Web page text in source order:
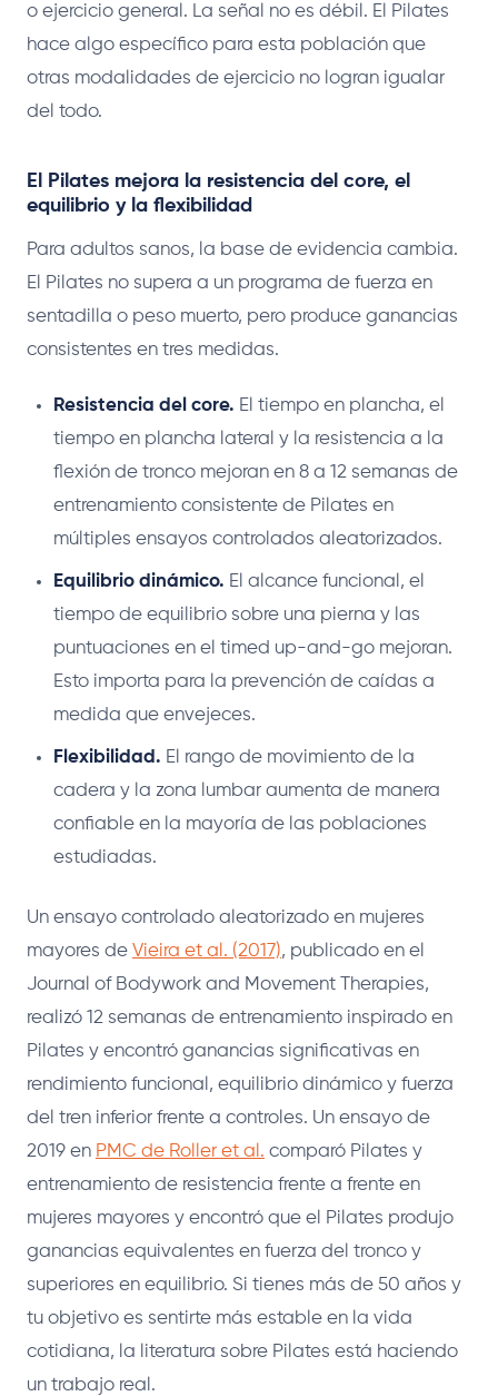
o ejercicio general. La señal no es débil. El Pilates
hace algo específico para esta población que
otras modalidades de ejercicio no logran igualar
del todo.
El Pilates mejora la resistencia del core, el
equilibrio y la flexibilidad
Para adultos sanos, la base de evidencia cambia.
El Pilates no supera a un programa de fuerza en
sentadilla o peso muerto, pero produce ganancias
consistentes en tres medidas.
Resistencia del core. El tiempo en plancha, el
tiempo en plancha lateral y la resistencia a la
flexión de tronco mejoran en 8 a 12 semanas de
entrenamiento consistente de Pilates en
múltiples ensayos controlados aleatorizados.
Equilibrio dinámico. El alcance funcional, el
tiempo de equilibrio sobre una pierna y las
puntuaciones en el timed up-and-go mejoran.
Esto importa para la prevención de caídas a
medida que envejeces.
Flexibilidad. El rango de movimiento de la
cadera y la zona lumbar aumenta de manera
confiable en la mayoría de las poblaciones
estudiadas.
Un ensayo controlado aleatorizado en mujeres
mayores de Vieira et al. (2017), publicado en el
Journal of Bodywork and Movement Therapies,
realizó 12 semanas de entrenamiento inspirado en
Pilates y encontró ganancias significativas en
rendimiento funcional, equilibrio dinámico y fuerza
del tren inferior frente a controles. Un ensayo de
2019 en PMC de Roller et al. comparó Pilates y
entrenamiento de resistencia frente a frente en
mujeres mayores y encontró que el Pilates produjo
ganancias equivalentes en fuerza del tronco y
superiores en equilibrio. Si tienes más de 50 años y
tu objetivo es sentirte más estable en la vida
cotidiana, la literatura sobre Pilates está haciendo
un trabajo real.